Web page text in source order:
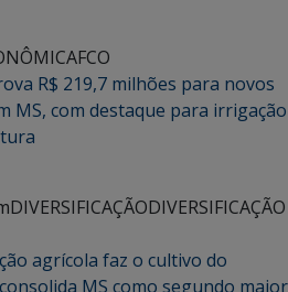
FCO
R$ 219,7 milhões para novos
MS, com destaque para irrigação
DIVERSIFICAÇÃODIVERSIFICAÇÃO
agrícola faz o cultivo do
MS como segundo maior